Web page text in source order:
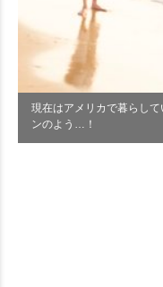
現在はアメリカで暮らし
ンのよう…！